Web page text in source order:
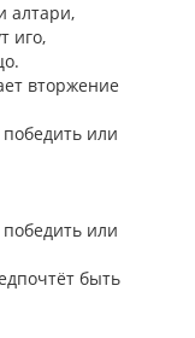
алтари,
иго,
вторжение
или
или
быть